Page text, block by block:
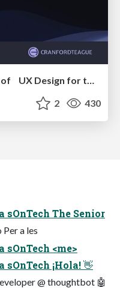
2 430
sOnTech The Senior
a les
sOnTech <me>
sOnTech ¡Hola! 👋
@ thoughtbot 🤖